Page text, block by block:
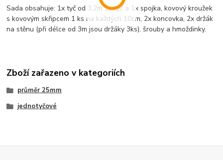
Sada obsahuje: 1x tyč od 3,2m 2x tyč a 1x spojka, kovový kroužek
s kovovým skřipcem 1 ks na každých 10cm, 2x koncovka, 2x držák
na stěnu (při délce od 3m jsou držáky 3ks), šrouby a hmoždinky.
Zboží zařazeno v kategoriích
průměr 25mm
jednotyčové